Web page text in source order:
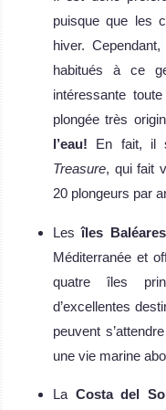
puisque que les
hiver.
habitués à ce
intéressante
plongée très
l’eau! En fait, il
Treasure, qui fait
20 plongeurs par
Les îles Baléares
Méditerranée et
quatre îles
d’excellentes
peuvent
une vie marine
La Costa del